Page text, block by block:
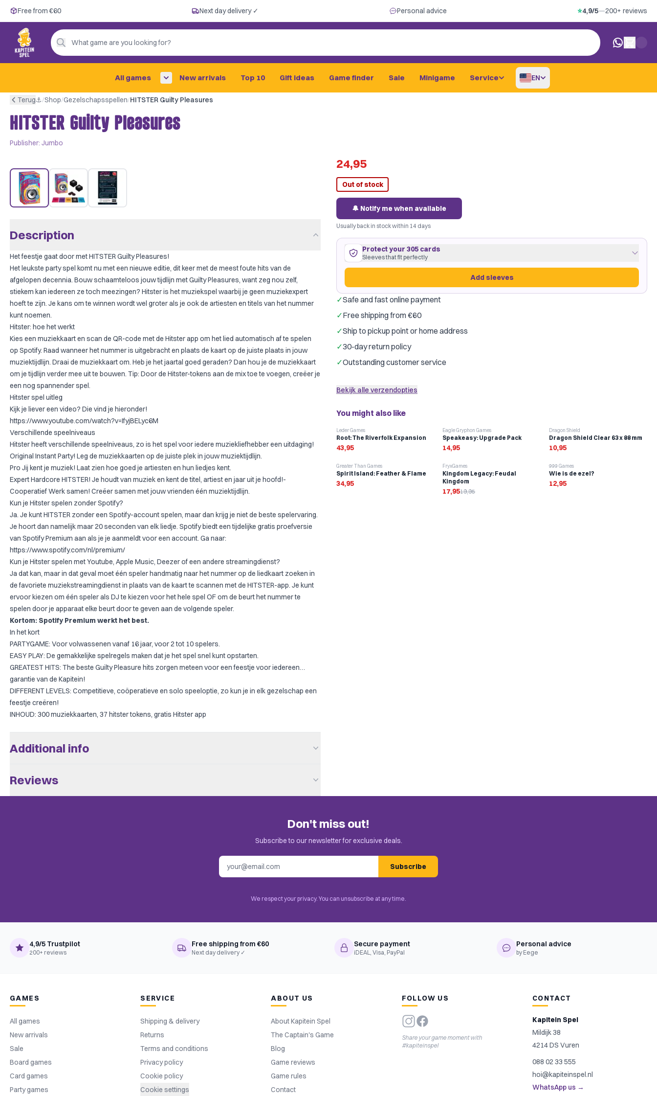
Free from €60
Next day delivery ✓
Personal advice
4,9/5 —
200+ reviews
Free from €60 Next day delivery ✓ Personal advice ⭐4,9/5—200+ reviews
What game are you looking for?
0 items in
All games New arrivals Top 10 Gift ideas Game finder Sale Minigame Service EN
Terug⚓︎/Shop/Gezelschapsspellen/HITSTER Guilty Pleasures
HITSTER Guilty Pleasures
Publisher: Jumbo
Description
Het feestje gaat door met HITSTER Guilty Pleasures!
Het leukste party spel komt nu met een nieuwe editie, dit keer met de meest foute hits van de
afgelopen decennia. Bouw schaamteloos jouw tijdlijn met Guilty Pleasures, want zeg nou zelf,
stiekem kan iedereen ze toch meezingen? Hitster is het muziekspel waarbij je geen muziekexpert
hoeft te zijn. Je kans om te winnen wordt wel groter als je ook de artiesten en titels van het nummer
kunt noemen.
Hitster: hoe het werkt
Kies een muziekkaart en scan de QR-code met de Hitster app om het lied automatisch af te spelen
op Spotify. Raad wanneer het nummer is uitgebracht en plaats de kaart op de juiste plaats in jouw
muziektijdlijn. Draai de muziekkaart om. Heb je het jaartal goed geraden? Dan hou je de muziekkaart
om je tijdlijn verder mee uit te bouwen. Tip: Door de Hitster-tokens aan de mix toe te voegen, creëer je
een nog spannender spel.
Hitster spel uitleg
Kijk je liever een video? Die vind je hieronder!
https://www.youtube.com/watch?v=IfyjBELyc6M
Verschillende speelniveaus
Hitster heeft verschillende speelniveaus, zo is het spel voor iedere muziekliefhebber een uitdaging!
Original Instant Party! Leg de muziekkaarten op de juiste plek in jouw muziektijdlijn.
Pro Jij kent je muziek! Laat zien hoe goed je artiesten en hun liedjes kent.
Expert Hardcore HITSTER! Je houdt van muziek en kent de titel, artiest en jaar uit je hoofd!-
Cooperatief Werk samen! Creëer samen met jouw vrienden één muziektijdlijn.
Kun je Hitster spelen zonder Spotify?
Ja. Je kunt HITSTER zonder een Spotify-account spelen, maar dan krijg je niet de beste spelervaring.
Je hoort dan namelijk maar 20 seconden van elk liedje. Spotify biedt een tijdelijke gratis proefversie
van Spotify Premium aan als je je aanmeldt voor een account. Ga naar:
https://www.spotify.com/nl/premium/
Kun je Hitster spelen met Youtube, Apple Music, Deezer of een andere streamingdienst?
Ja dat kan, maar in dat geval moet één speler handmatig naar het nummer op de liedkaart zoeken in
de favoriete muziekstreamingdienst in plaats van de kaart te scannen met de HITSTER-app. Je kunt
ervoor kiezen om één speler als DJ te kiezen voor het hele spel OF om de beurt het nummer te
spelen door je apparaat elke beurt door te geven aan de volgende speler.
Kortom: Spotify Premium werkt het best.
In het kort
PARTYGAME: Voor volwassenen vanaf 16 jaar, voor 2 tot 10 spelers.
EASY PLAY: De gemakkelijke spelregels maken dat je het spel snel kunt opstarten.
GREATEST HITS: The beste Guilty Pleasure hits zorgen meteen voor een feestje voor iedereen…
garantie van de Kapitein!
DIFFERENT LEVELS: Competitieve, coöperatieve en solo speeloptie, zo kun je in elk gezelschap een
feestje creëren!
INHOUD: 300 muziekkaarten, 37 hitster tokens, gratis Hitster app
Additional info
Reviews
Only customers who bought this game can leave a review. Check the invitation in your email.
24,95
Out of stock
🔔 Notify me when available
Usually back in stock within 14 days
Protect your 305 cards
Sleeves that fit perfectly
Add sleeves
roomy fit·Dragon Shield Square
Brand: Dragon Shield Gamegenic
✓Safe and fast online payment
✓Free shipping from €60
✓Ship to pickup point or home address
✓30-day return policy
✓Outstanding customer service
Bekijk alle verzendopties
You might also like
Leder Games
Root: The Riverfolk Expansion
43,95
Eagle Gryphon Games
Speakeasy: Upgrade Pack
14,95
Dragon Shield
Dragon Shield Clear 63 x 88 mm
10,95
Greater Than Games
Spirit Island: Feather & Flame
34,95
-10%
FryxGames
Kingdom Legacy: Feudal
Kingdom
17,9519,95
999 Games
Wie is de ezel?
12,95
Don't miss out!
Subscribe to our newsletter for exclusive deals.
Subscribe
We respect your privacy. You can unsubscribe at any time.
4,9/5 Trustpilot
200+ reviews
Free shipping from €60
Next day delivery ✓
Secure payment
iDEAL, Visa, PayPal
Personal advice
by Eege
GAMES
All games
New arrivals
Sale
Board games
Card games
Party games
SERVICE
Shipping & delivery
Returns
Terms and conditions
Privacy policy
Cookie policy
Cookie settings
ABOUT US
About Kapitein Spel
The Captain's Game
Blog
Game reviews
Game rules
Contact
FOLLOW US
Share your game moment with
#kapiteinspel
CONTACT
Kapitein Spel
Mildijk 38
4214 DS Vuren
088 02 33 555
hoi@kapiteinspel.nl
WhatsApp us →